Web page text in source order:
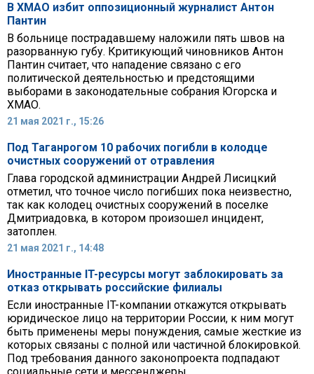
В ХМАО избит оппозиционный журналист Антон
Пантин
В больнице пострадавшему наложили пять швов на
разорванную губу. Критикующий чиновников Антон
Пантин считает, что нападение связано с его
политической деятельностью и предстоящими
выборами в законодательные собрания Югорска и
ХМАО.
21 мая 2021 г., 15:26
Под Таганрогом 10 рабочих погибли в колодце
очистных сооружений от отравления
Глава городской администрации Андрей Лисицкий
отметил, что точное число погибших пока неизвестно,
так как колодец очистных сооружений в поселке
Дмитриадовка, в котором произошел инцидент,
затоплен.
21 мая 2021 г., 14:48
Иностранные IT-ресурсы могут заблокировать за
отказ открывать российские филиалы
Если иностранные IT-компании откажутся открывать
юридическое лицо на территории России, к ним могут
быть применены меры понуждения, самые жесткие из
которых связаны с полной или частичной блокировкой.
Под требования данного законопроекта подпадают